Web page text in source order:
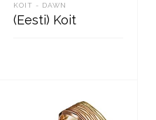
KOIT - DAWN
(Eesti) Koit